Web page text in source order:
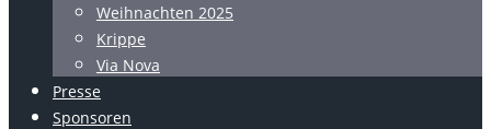
Weihnachten 2025
Krippe
Via Nova
Presse
Sponsoren